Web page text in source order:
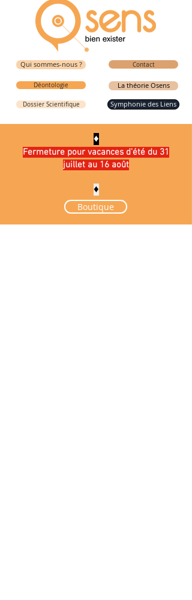
Qui sommes-nous ?
Déontologie
Dossier Scientifique
Contact
La théorie Osens
Symphonie des Liens
♦️
Fermeture pour vacances d'été du 31
juillet au 16 août
♦️
Boutique